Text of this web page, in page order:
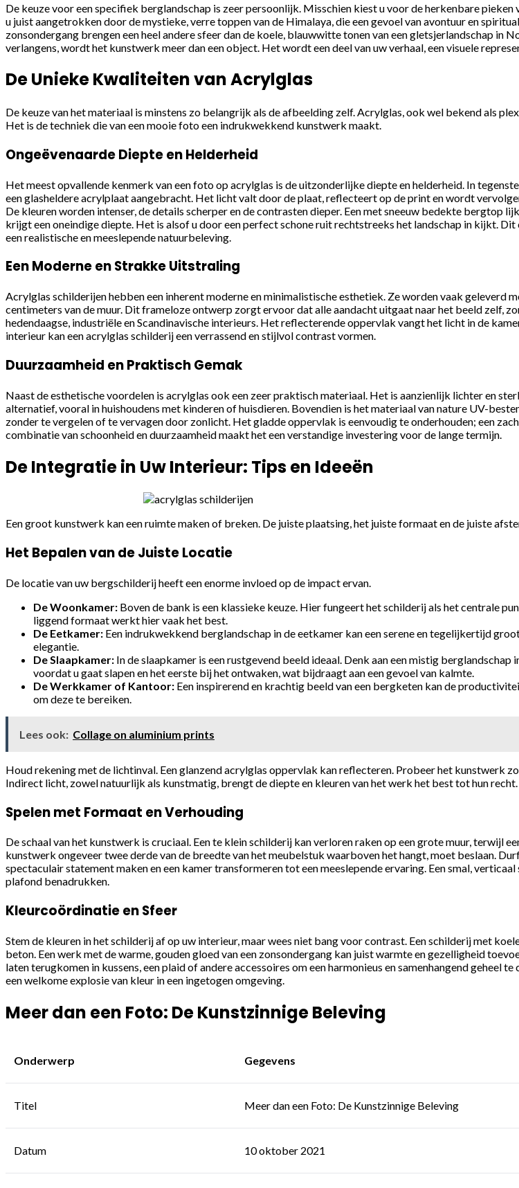
De keuze voor een specifiek berglandschap is zeer persoonlijk. Misschien kiest u voor de herkenbare
u juist aangetrokken door de mystieke, verre toppen van de Himalaya, die een gevoel van avontuur en
zonsondergang brengen een heel andere sfeer dan de koele, blauwwitte tonen van een gletsjerlandschap in
verlangens, wordt het kunstwerk meer dan een object. Het wordt een deel van uw verhaal, een visuele
De Unieke Kwaliteiten van Acrylglas
De keuze van het materiaal is minstens zo belangrijk als de afbeelding zelf. Acrylglas, ook wel bekend als
Het is de techniek die van een mooie foto een indrukwekkend kunstwerk maakt.
Ongeëvenaarde Diepte en Helderheid
Het meest opvallende kenmerk van een foto op acrylglas is de uitzonderlijke diepte en helderheid. In
een glasheldere acrylplaat aangebracht. Het licht valt door de plaat, reflecteert op de print en wordt
De kleuren worden intenser, de details scherper en de contrasten dieper. Een met sneeuw bedekte
krijgt een oneindige diepte. Het is alsof u door een perfect schone ruit rechtstreeks het landschap in kijkt.
een realistische en meeslepende natuurbeleving.
Een Moderne en Strakke Uitstraling
Acrylglas schilderijen hebben een inherent moderne en minimalistische esthetiek. Ze worden vaak geleverd
centimeters van de muur. Dit frameloze ontwerp zorgt ervoor dat alle aandacht uitgaat naar het beeld zelf,
hedendaagse, industriële en Scandinavische interieurs. Het reflecterende oppervlak vangt het licht in de
interieur kan een acrylglas schilderij een verrassend en stijlvol contrast vormen.
Duurzaamheid en Praktisch Gemak
Naast de esthetische voordelen is acrylglas ook een zeer praktisch materiaal. Het is aanzienlijk lichter en
alternatief, vooral in huishoudens met kinderen of huisdieren. Bovendien is het materiaal van nature UV-
zonder te vergelen of te vervagen door zonlicht. Het gladde oppervlak is eenvoudig te onderhouden; een
combinatie van schoonheid en duurzaamheid maakt het een verstandige investering voor de lange termijn.
De Integratie in Uw Interieur: Tips en Ideeën
Een groot kunstwerk kan een ruimte maken of breken. De juiste plaatsing, het juiste formaat en de juiste
Het Bepalen van de Juiste Locatie
De locatie van uw bergschilderij heeft een enorme invloed op de impact ervan.
De Woonkamer: Boven de bank is een klassieke keuze. Hier fungeert het schilderij als het centrale
liggend formaat werkt hier vaak het best.
De Eetkamer: Een indrukwekkend berglandschap in de eetkamer kan een serene en tegelijkertijd
elegantie.
De Slaapkamer: In de slaapkamer is een rustgevend beeld ideaal. Denk aan een mistig
voordat u gaat slapen en het eerste bij het ontwaken, wat bijdraagt aan een gevoel van kalmte.
De Werkkamer of Kantoor: Een inspirerend en krachtig beeld van een bergketen kan de
om deze te bereiken.
Lees ook: Collage on aluminium prints
Houd rekening met de lichtinval. Een glanzend acrylglas oppervlak kan reflecteren. Probeer het kunstwerk
Indirect licht, zowel natuurlijk als kunstmatig, brengt de diepte en kleuren van het werk het best tot hun recht.
Spelen met Formaat en Verhouding
De schaal van het kunstwerk is cruciaal. Een te klein schilderij kan verloren raken op een grote muur, terwijl
kunstwerk ongeveer twee derde van de breedte van het meubelstuk waarboven het hangt, moet beslaan.
spectaculair statement maken en een kamer transformeren tot een meeslepende ervaring. Een smal,
plafond benadrukken.
Kleurcoördinatie en Sfeer
Stem de kleuren in het schilderij af op uw interieur, maar wees niet bang voor contrast. Een schilderij met
beton. Een werk met de warme, gouden gloed van een zonsondergang kan juist warmte en gezelligheid
laten terugkomen in kussens, een plaid of andere accessoires om een harmonieus en samenhangend
een welkome explosie van kleur in een ingetogen omgeving.
Meer dan een Foto: De Kunstzinnige Beleving
Onderwerp Gegevens
Titel Meer dan een Foto: De Kunstzinnige Beleving
Datum 10 oktober 2021